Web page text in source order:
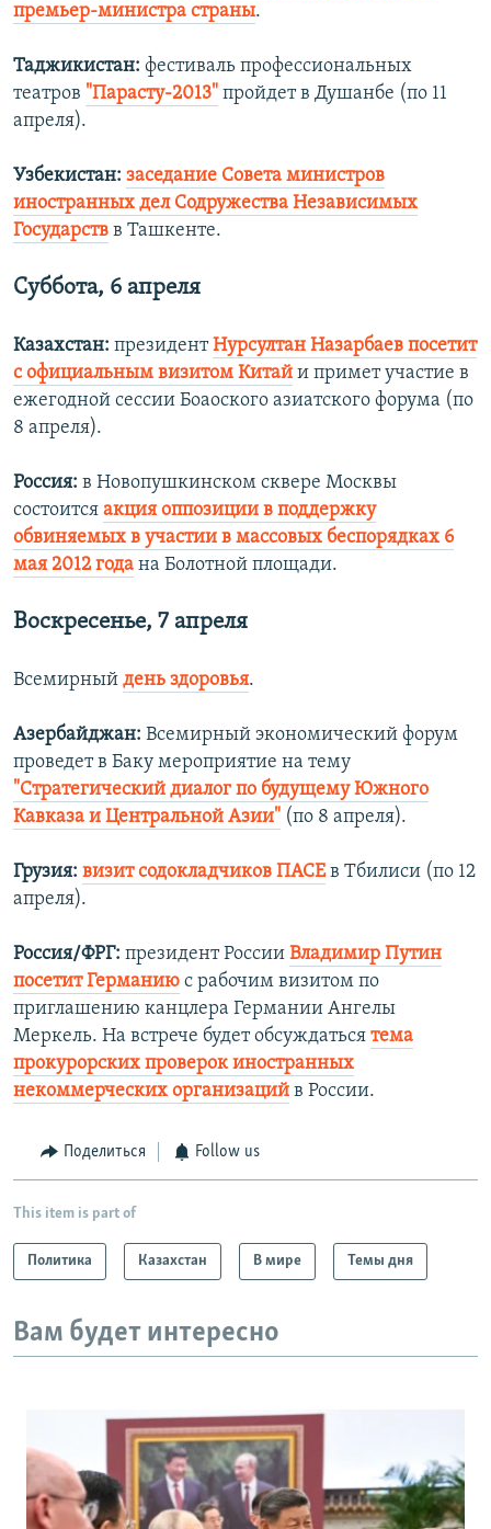
премьер-министра страны.
Таджикистан: фестиваль профессиональных
театров "Парасту-2013" пройдет в Душанбе (по 11
апреля).
Узбекистан: заседание Совета министров
иностранных дел Содружества Независимых
Государств в Ташкенте.
Суббота, 6 апреля
Казахстан: президентНурсултан Назарбаев посетит
с официальным визитом Китай и примет участие в
ежегодной сессии Боаоского азиатского форума (по
8 апреля).
Россия: в Новопушкинском сквере Москвы
состоится акция оппозиции в поддержку
обвиняемых в участии в массовых беспорядках 6
мая 2012 года на Болотной площади.
Воскресенье, 7 апреля
Всемирный день здоровья.
Азербайджан: Всемирный экономический форум
проведет в Баку мероприятие на тему
"Стратегический диалог по будущему Южного
Кавказа и Центральной Азии" (по 8 апреля).
Грузия: визит содокладчиков ПАСЕв Тбилиси (по 12
апреля).
Россия/ФРГ: президент России Владимир Путин
посетит Германию с рабочим визитом по
приглашению канцлера Германии Ангелы
Меркель. На встрече будет обсуждаться тема
прокурорских проверок иностранных
некоммерческих организаций в России.
Поделиться Follow us
This item is part of
Политика Казахстан В мире Темы дня
Вам будет интересно